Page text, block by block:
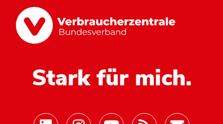
Stark für mich.